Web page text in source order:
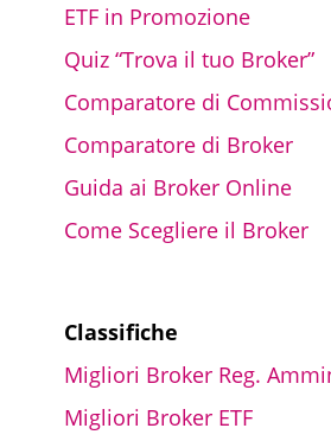
ETF in Promozione
Quiz “Trova il tuo Broker”
Comparatore di
Comparatore di Broker
Guida ai Broker Online
Come Scegliere il Broker
Classifiche
Migliori Broker Reg.
Migliori Broker ETF